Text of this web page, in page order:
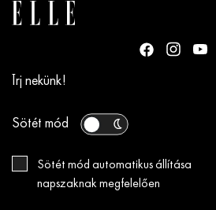
Írj nekünk!
Sötét mód
Sötét mód automatikus állítása
napszaknak megfelelően